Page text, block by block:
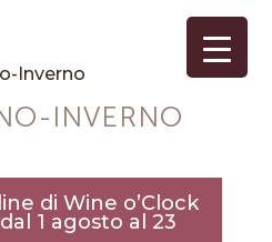
Inverno
INVERNO
di Wine o’Clock
1 agosto al 23